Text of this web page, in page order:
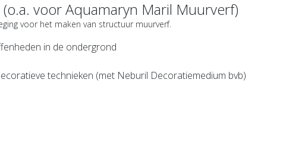
voor Aquamaryn Maril Muurverf)
voor het maken van structuur muurverf.
in de ondergrond
technieken (met Neburil Decoratiemedium bvb)